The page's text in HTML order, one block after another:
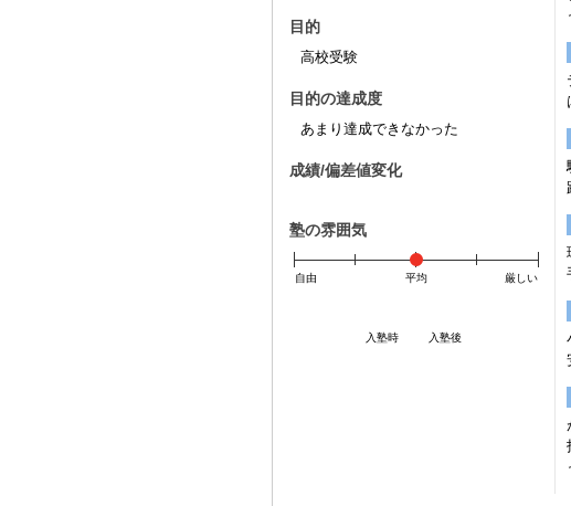
目的
高校受験
目的の達成度
あまり達成できなかった
成績/偏差値変化
入塾時 入塾後
塾の雰囲気
自由 平均 厳しい